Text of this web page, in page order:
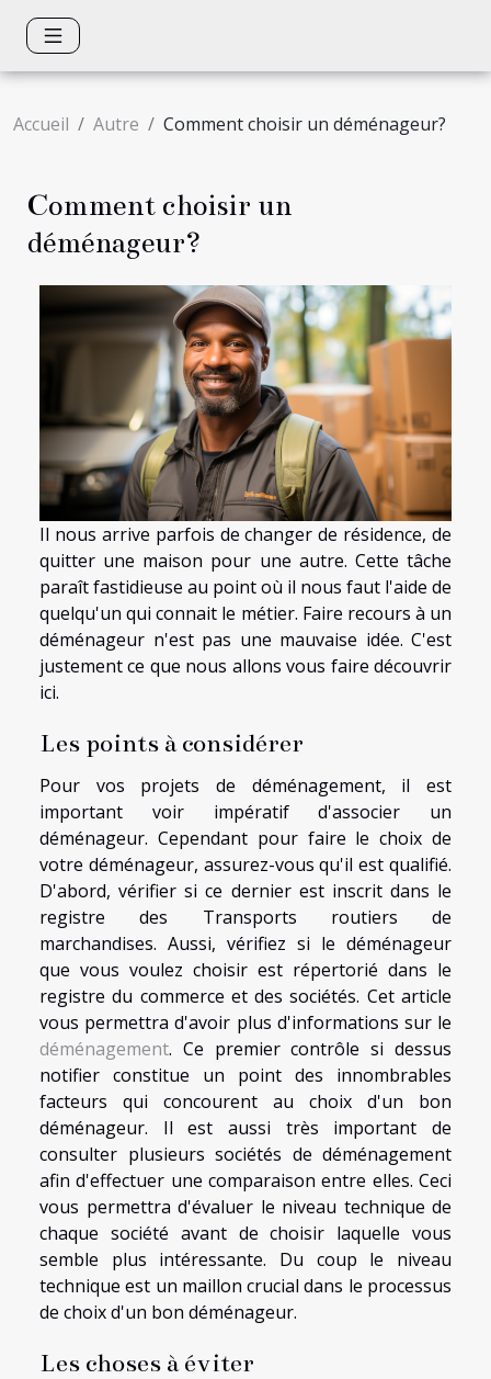
Accueil Autre Comment choisir un déménageur?
Comment choisir un
déménageur?
Il nous arrive parfois de changer de résidence, de
quitter une maison pour une autre. Cette tâche
paraît fastidieuse au point où il nous faut l'aide de
quelqu'un qui connait le métier. Faire recours à un
déménageur n'est pas une mauvaise idée. C'est
justement ce que nous allons vous faire découvrir
ici.
Les points à considérer
Pour vos projets de déménagement, il est
important voir impératif d'associer un
déménageur. Cependant pour faire le choix de
votre déménageur, assurez-vous qu'il est qualifié.
D'abord, vérifier si ce dernier est inscrit dans le
registre des Transports routiers de
marchandises. Aussi, vérifiez si le déménageur
que vous voulez choisir est répertorié dans le
registre du commerce et des sociétés. Cet article
vous permettra d'avoir plus d'informations sur le
déménagement. Ce premier contrôle si dessus
notifier constitue un point des innombrables
facteurs qui concourent au choix d'un bon
déménageur. Il est aussi très important de
consulter plusieurs sociétés de déménagement
afin d'effectuer une comparaison entre elles. Ceci
vous permettra d'évaluer le niveau technique de
chaque société avant de choisir laquelle vous
semble plus intéressante. Du coup le niveau
technique est un maillon crucial dans le processus
de choix d'un bon déménageur.
Les choses à éviter